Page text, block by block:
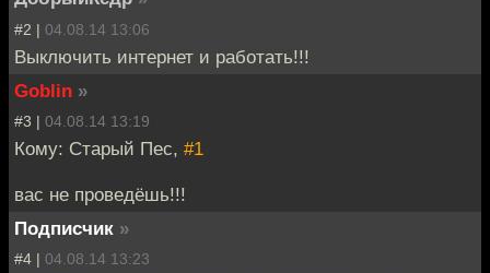
#2 | 04.08.14 13:06
Выключить интернет и работать!!!
Goblin »
#3 | 04.08.14 13:19
Кому: Старый Пес, #1
вас не проведёшь!!!
Подписчик »
#4 | 04.08.14 13:23